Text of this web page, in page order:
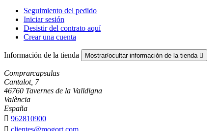
Seguimiento del pedido
Iniciar sesión
Desistir del contrato aquí
Crear una cuenta
Información de la tienda Mostrar/ocultar información de la tienda 
Comprarcapsulas
Cantalot, 7
46760 Tavernes de la Valldigna
València
España
 962810900